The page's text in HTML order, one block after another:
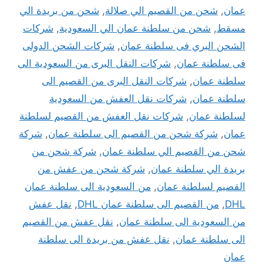
عمان, شحن من القصيم الي صلالة, شحن من بريدة الي
مسقط, شحن من سلطنة عمان الي السعودية, شركات
الشحن البري فى سلطنة عمان, شركات الشحن الدولى
فى سلطنة عمان, شركات النقل البرى من السعودية الى
سلطنة عمان, شركات النقل البرى من القصيم الى
سلطنة عمان, شركات نقل العفش من السعودية
لسلطنة عمان, شركات نقل العفش من القصيم لسلطنة
عمان, شركة شحن من القصيم الى سلطنة عمان, شركة
شحن من القصيم الي سلطنة عمان, شركة شحن من
بريدة الي سلطنة عمان, شركة شحن من عفش من
القصيم لسلطنة عمان, من السعودية الى سلطنة عمان
DHL
, من القصيم الى سلطنة عمان DHL , نقل عفش
من السعودية الى سلطنة عمان, نقل عفش من القصيم
الى سلطنة عمان, نقل عفش من بريدة الى سلطنة
عمان